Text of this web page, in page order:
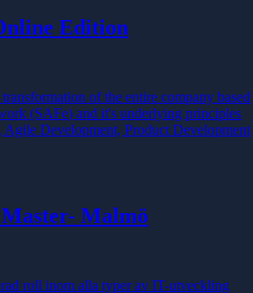
Edition
of the entire company based
(SAFe) and it's underlying principles
Agile Development, Product Development
- Malmö
roll inom alla typer av IT-utveckling